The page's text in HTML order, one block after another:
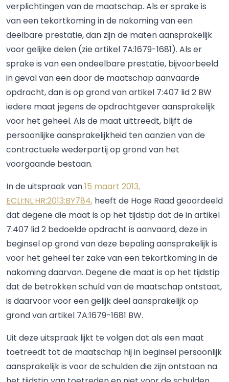
verplichtingen van de maatschap. Als er sprake is
van een tekortkoming in de nakoming van een
deelbare prestatie, dan zijn de maten aansprakelijk
voor gelijke delen (zie artikel 7A:1679-1681). Als er
sprake is van een ondeelbare prestatie, bijvoorbeeld
in geval van een door de maatschap aanvaarde
opdracht, dan is op grond van artikel 7:407 lid 2 BW
iedere maat jegens de opdrachtgever aansprakelijk
voor het geheel. Als de maat uittreedt, blijft de
persoonlijke aansprakelijkheid ten aanzien van de
contractuele wederpartij op grond van het
voorgaande bestaan.
In de uitspraak van15 maart 2013,
ECLI:NL:HR:2013:BY784, heeft de Hoge Raad geoordeeld
dat degene die maat is op het tijdstip dat de in artikel
7:407 lid 2 bedoelde opdracht is aanvaard, deze in
beginsel op grond van deze bepaling aansprakelijk is
voor het geheel ter zake van een tekortkoming in de
nakoming daarvan. Degene die maat is op het tijdstip
dat de betrokken schuld van de maatschap ontstaat,
is daarvoor voor een gelijk deel aansprakelijk op
grond van artikel 7A:1679-1681 BW.
Uit deze uitspraak lijkt te volgen dat als een maat
toetreedt tot de maatschap hij in beginsel persoonlijk
aansprakelijk is voor de schulden die zijn ontstaan na